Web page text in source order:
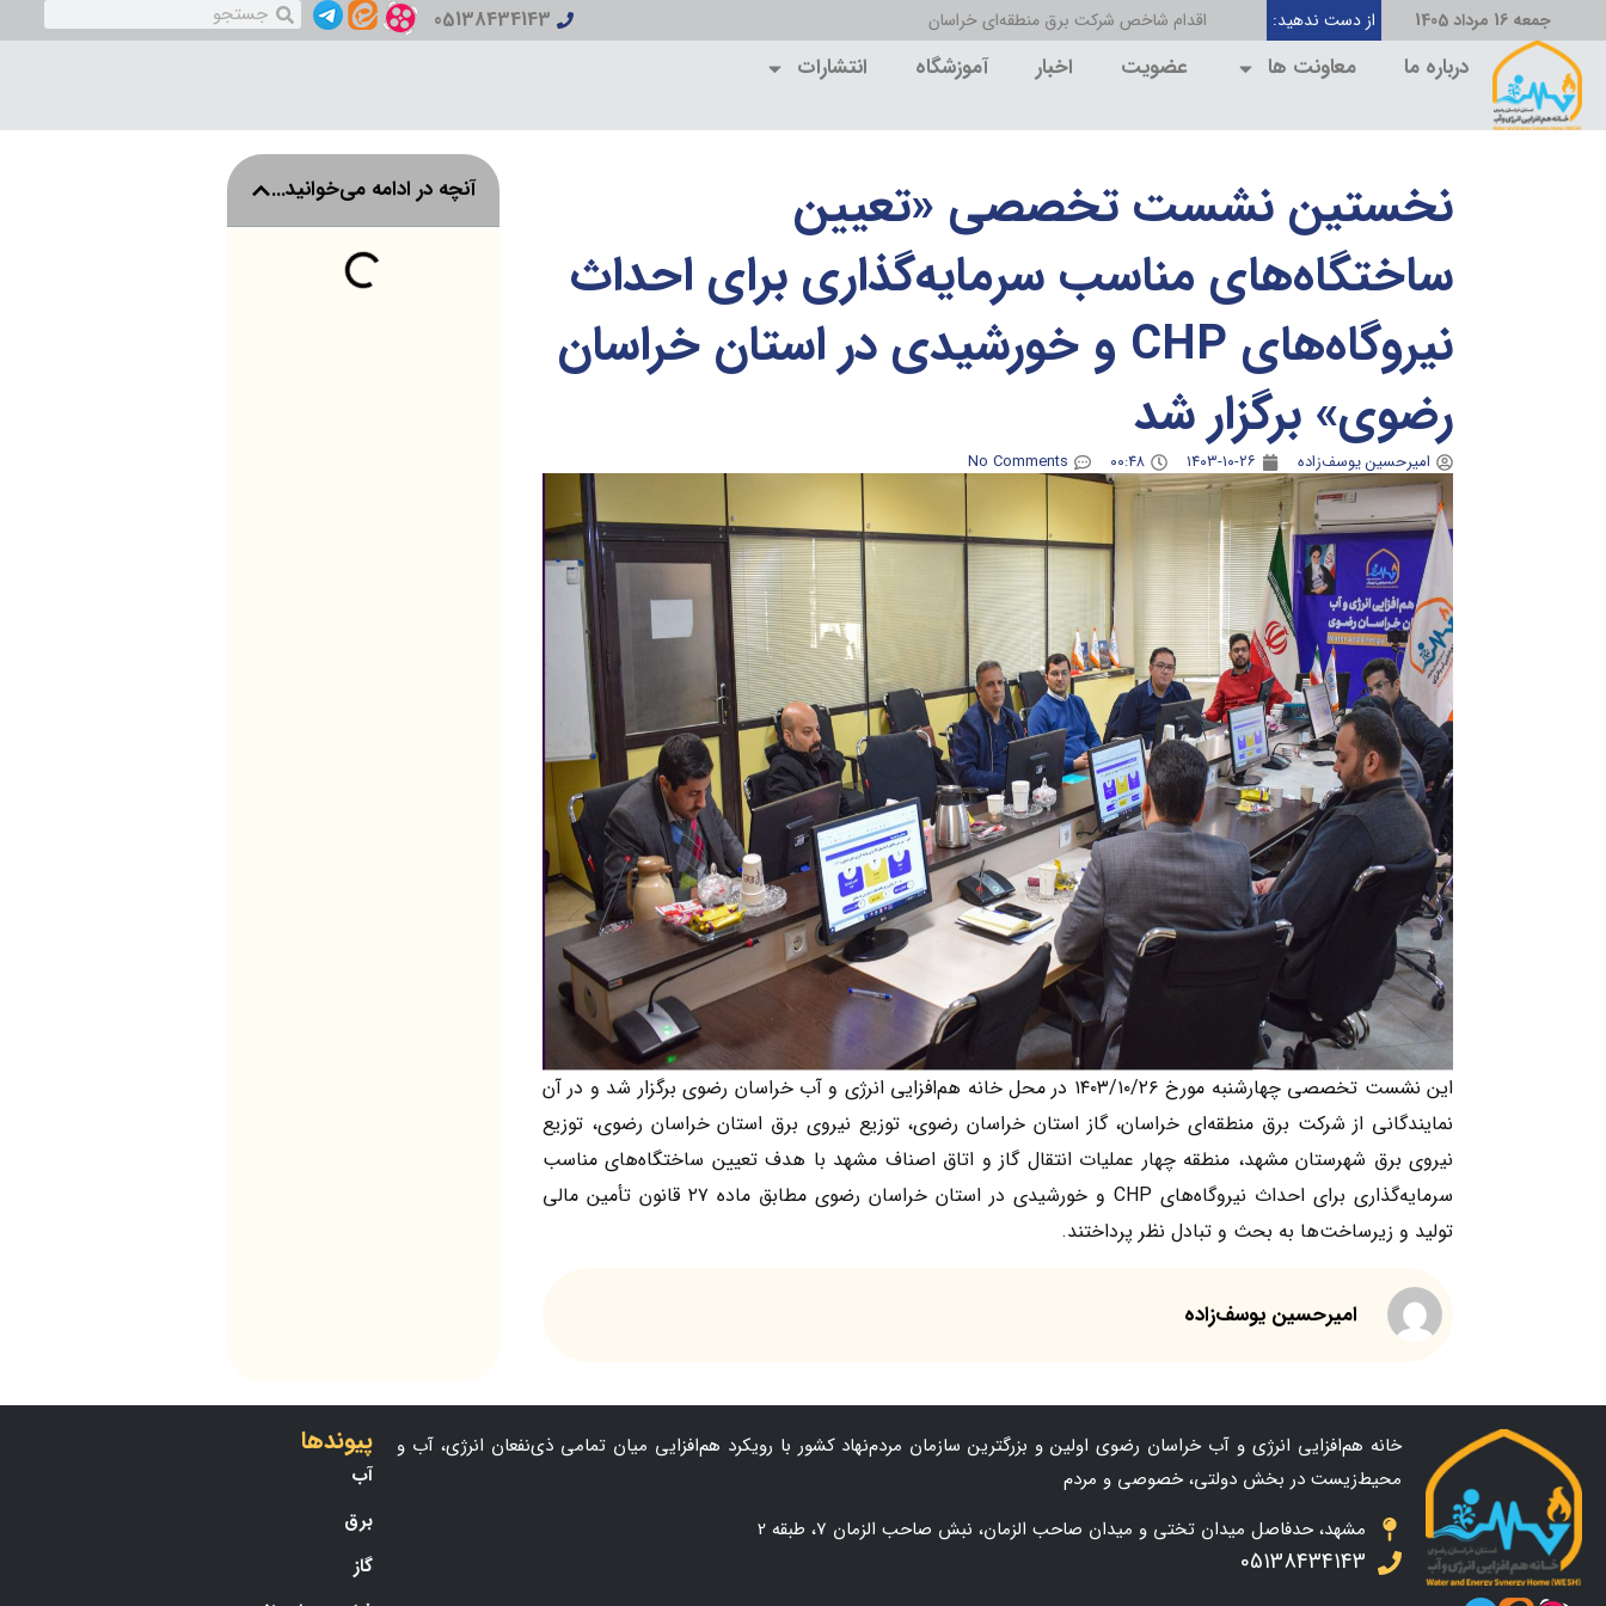
جمعه 16 مرداد 1405 از دست ندهید: اقدام شاخص شرکت برق منطقه‌ای خراسان 05138434143
درباره ما معاونت ها عضویت اخبار آموزشگاه انتشارات
نخستین نشست تخصصی «تعیین
ساختگاه‌های مناسب سرمایه‌گذاری برای احداث
نیروگاه‌های CHP و خورشیدی در استان خراسان
رضوی» برگزار شد
امیرحسین یوسف‌زاده ۱۴۰۳-۱۰-۲۶ ۰۰:۴۸ No Comments
این نشست تخصصی چهارشنبه مورخ ۱۴۰۳/۱۰/۲۶ در محل خانه هم‌افزایی انرژی و آب خراسان رضوی برگزار شد و در آن
نمایندگانی از شرکت برق منطقه‌ای خراسان، گاز استان خراسان رضوی، توزیع نیروی برق استان خراسان رضوی، توزیع
نیروی برق شهرستان مشهد، منطقه چهار عملیات انتقال گاز و اتاق اصناف مشهد با هدف تعیین ساختگاه‌های مناسب
سرمایه‌گذاری برای احداث نیروگاه‌های CHP و خورشیدی در استان خراسان رضوی مطابق ماده ۲۷ قانون تأمین مالی
تولید و زیرساخت‌ها به بحث و تبادل نظر پرداختند.
امیرحسین یوسف‌زاده
آنچه در ادامه می‌خوانید...
خانه هم‌افزایی انرژی و آب خراسان رضوی اولین و بزرگترین سازمان‌ مردم‌نهاد کشور با رویکرد هم‌افزایی میان تمامی ذی‌نفعان انرژی، آب و
محیط‌زیست در بخش دولتی، خصوصی و مردم
مشهد، حدفاصل میدان تختی و میدان صاحب الزمان، نبش صاحب الزمان 7، طبقه 2
05138434143
پیوندها
آب
برق
گاز